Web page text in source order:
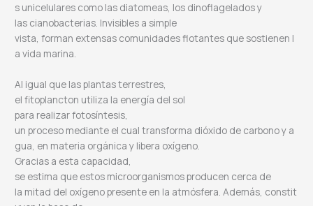
s unicelulares como las diatomeas, los dinoflagelados y
las cianobacterias. Invisibles a simple
vista, forman extensas comunidades flotantes que sostienen l
a vida marina.
Al igual que las plantas terrestres,
el fitoplancton utiliza la energía del sol
para realizar fotosíntesis,
un proceso mediante el cual transforma dióxido de carbono y a
gua, en materia orgánica y libera oxígeno.
Gracias a esta capacidad,
se estima que estos microorganismos producen cerca de
la mitad del oxígeno presente en la atmósfera. Además, constit